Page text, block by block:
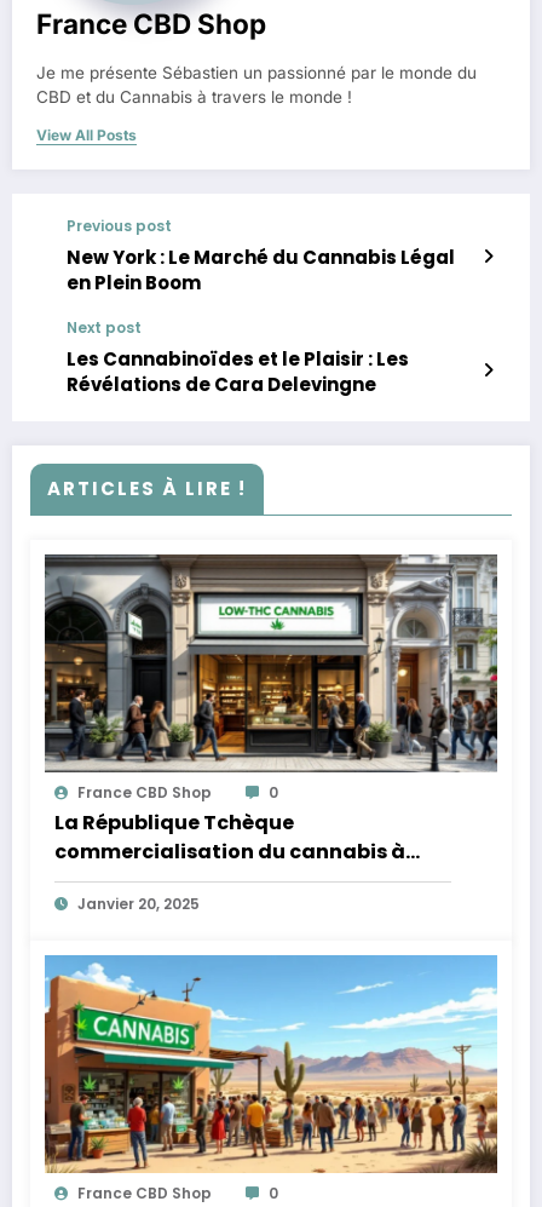
France CBD Shop
Je me présente Sébastien un passionné par le monde du
CBD et du Cannabis à travers le monde !
View All Posts
Previous post
New York : Le Marché du Cannabis Légal
en Plein Boom
Next post
Les Cannabinoïdes et le Plaisir : Les
Révélations de Cara Delevingne
ARTICLES À LIRE !
France CBD Shop 0
La République Tchèque
commercialisation du cannabis à
faible teneur en THC
Janvier 20, 2025
France CBD Shop 0